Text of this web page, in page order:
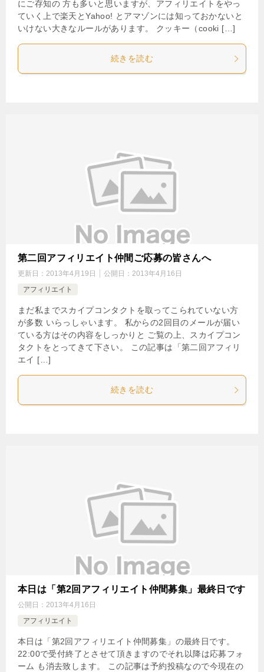
にご存知の 方も多いと思いますが、アフィリエイトをやっ
ていく上で楽天とYahoo! とアマゾンには知っておかないと
いけない大きなルールがあります。 クッキー（cooki […]
続きを読む
第二回アフィリエイト仲間ご応募の皆さんへ
更新日： 2013年4月19日 公開日： 2013年4月16日
アフィリエイト
まだ私までスカイプコンタクトを取ってこられていない方
が多数 いらっしゃいます。 私からの2回目のメールが届い
ている方はその内容をしっかりと ご覧の上、スカイプコン
タクトをとってきて下さい。 この記事は「第二回アフィリ
エイ […]
続きを読む
本日は「第2回アフィリエイト仲間募集」最終日です
公開日： 2013年4月16日
アフィリエイト
本日は「第2回アフィリエイト仲間募集」の最終日です。
22:00で受付終了とさせて頂きますのでそれ以降は応募フォ
ーム も消去致します。 この記事は予約投稿なので今現在の